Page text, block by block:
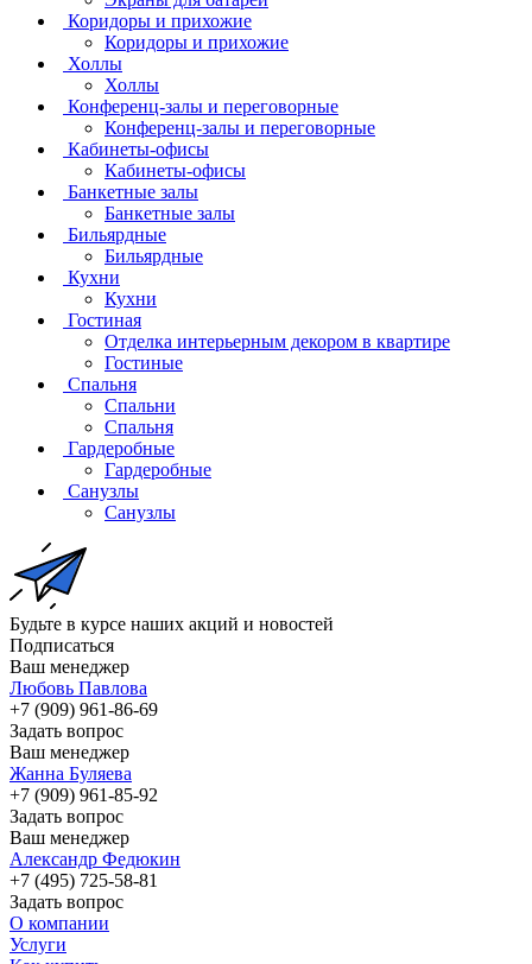
Коридоры и прихожие
Коридоры и прихожие
Холлы
Холлы
Конференц-залы и переговорные
Конференц-залы и переговорные
Кабинеты-офисы
Кабинеты-офисы
Банкетные залы
Банкетные залы
Бильярдные
Бильярдные
Кухни
Кухни
Гостиная
Отделка интерьерным декором в квартире
Гостиные
Спальня
Спальни
Спальня
Гардеробные
Гардеробные
Санузлы
Санузлы
Будьте в курсе наших акций и новостей
Подписаться
Ваш менеджер
Любовь Павлова
+7 (909) 961-86-69
Задать вопрос
Ваш менеджер
Жанна Буляева
+7 (909) 961-85-92
Задать вопрос
Ваш менеджер
Александр Федюкин
+7 (495) 725-58-81
Задать вопрос
О компании
Услуги